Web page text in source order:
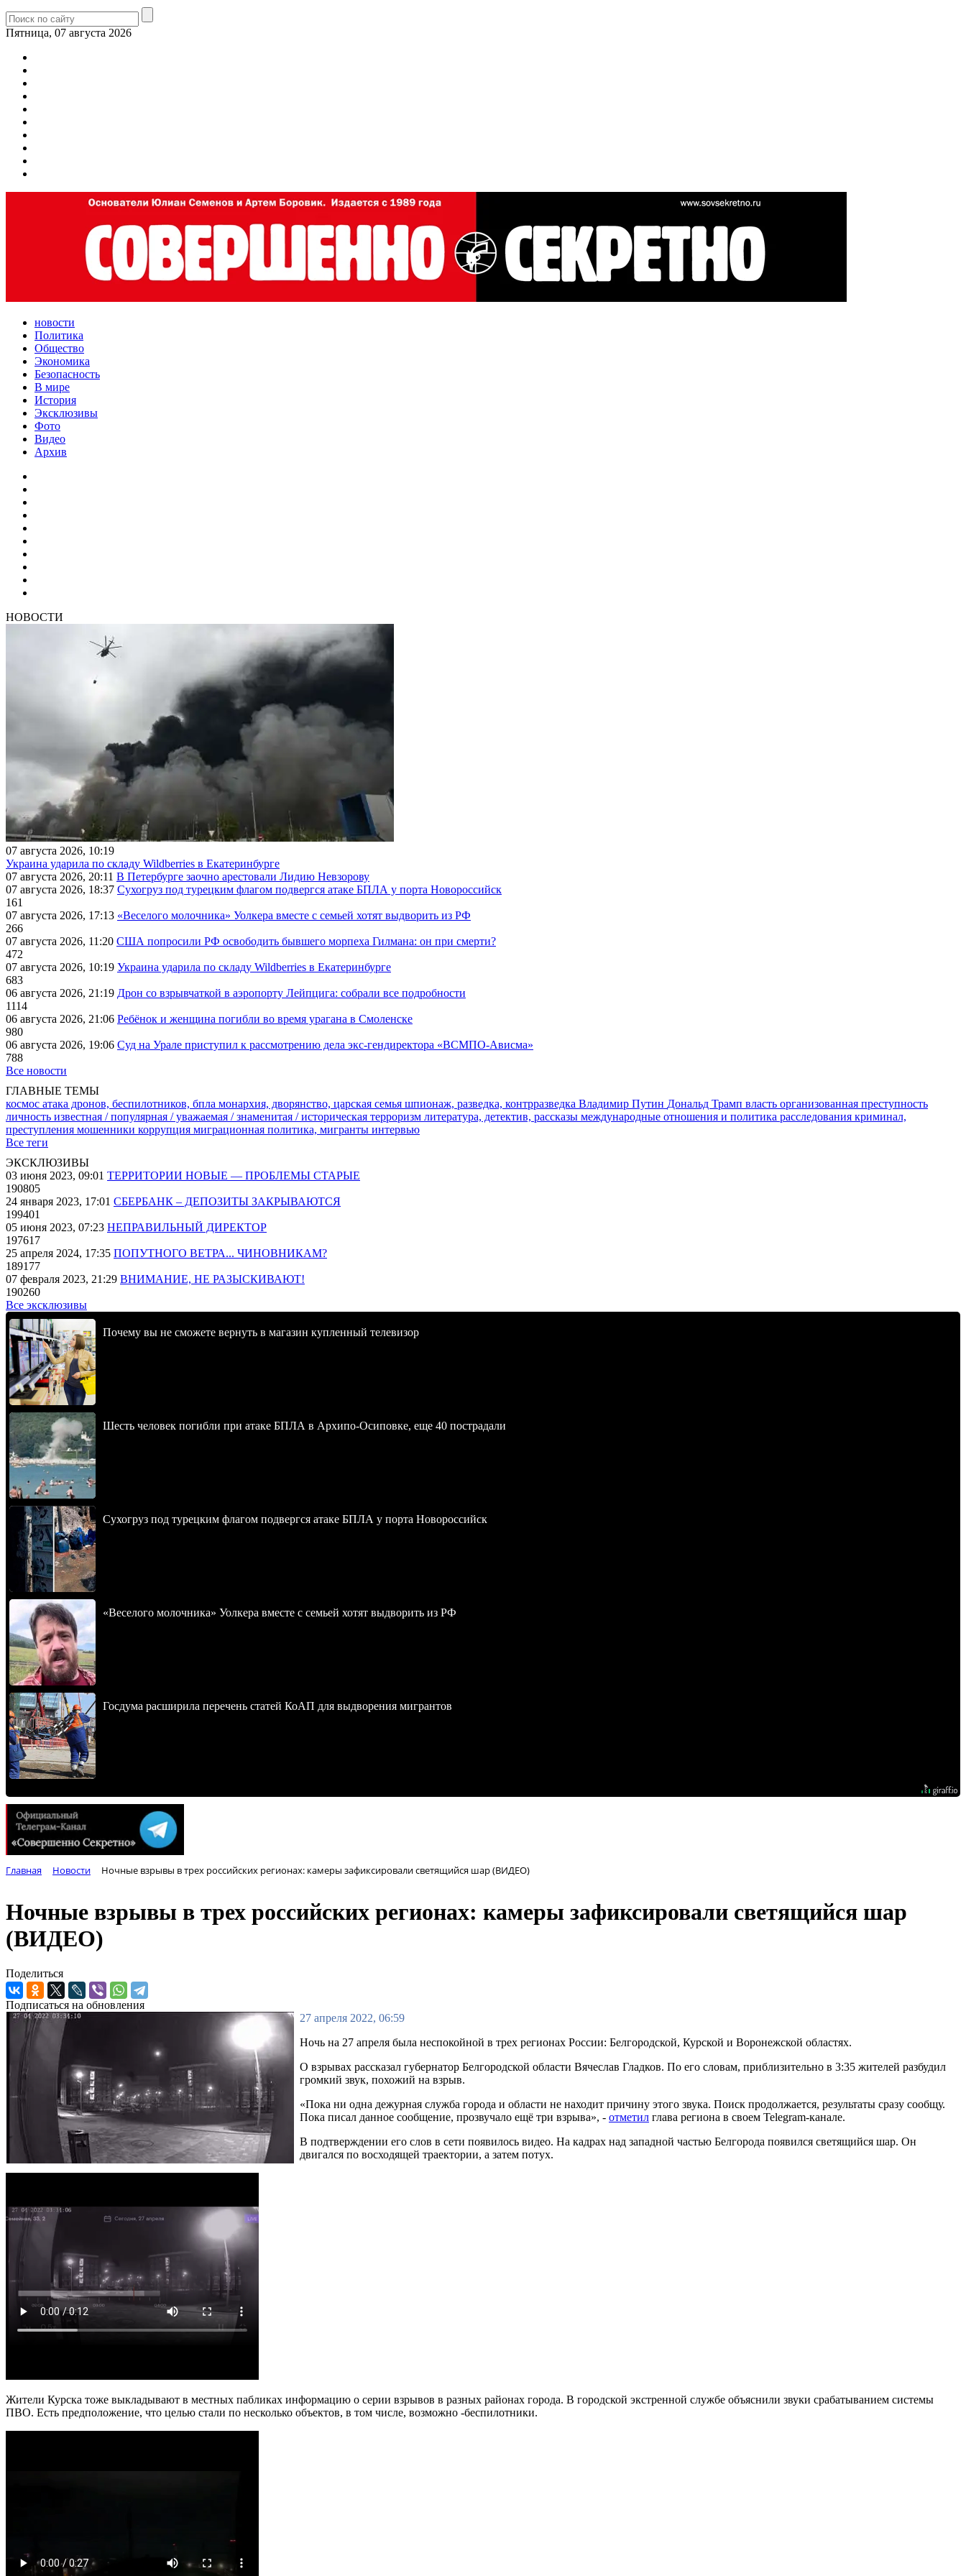
Пятница, 07 августа 2026
новости
Политика
Общество
Экономика
Безопасность
В мире
История
Эксклюзивы
Фото
Видео
Архив
НОВОСТИ
07 августа 2026, 10:19
Украина ударила по складу Wildberries в Екатеринбурге
07 августа 2026, 20:11 В Петербурге заочно арестовали Лидию Невзорову
07 августа 2026, 18:37 Сухогруз под турецким флагом подвергся атаке БПЛА у порта Новороссийск
161
07 августа 2026, 17:13 «Веселого молочника» Уолкера вместе с семьей хотят выдворить из РФ
266
07 августа 2026, 11:20 США попросили РФ освободить бывшего морпеха Гилмана: он при смерти?
472
07 августа 2026, 10:19 Украина ударила по складу Wildberries в Екатеринбурге
683
06 августа 2026, 21:19 Дрон со взрывчаткой в аэропорту Лейпцига: собрали все подробности
1114
06 августа 2026, 21:06 Ребёнок и женщина погибли во время урагана в Смоленске
980
06 августа 2026, 19:06 Суд на Урале приступил к рассмотрению дела экс-гендиректора «ВСМПО-Ависма»
788
Все новости
ГЛАВНЫЕ ТЕМЫ
космос атака дронов, беспилотников, бпла монархия, дворянство, царская семья шпионаж, разведка, контрразведка Владимир Путин Дональд Трамп власть организованная преступность
личность известная / популярная / уважаемая / знаменитая / историческая терроризм литература, детектив, рассказы международные отношения и политика расследования криминал,
преступления мошенники коррупция миграционная политика, мигранты интервью
Все теги
ЭКСКЛЮЗИВЫ
03 июня 2023, 09:01 ТЕРРИТОРИИ НОВЫЕ — ПРОБЛЕМЫ СТАРЫЕ
190805
24 января 2023, 17:01 СБЕРБАНК – ДЕПОЗИТЫ ЗАКРЫВАЮТСЯ
199401
05 июня 2023, 07:23 НЕПРАВИЛЬНЫЙ ДИРЕКТОР
197617
25 апреля 2024, 17:35 ПОПУТНОГО ВЕТРА... ЧИНОВНИКАМ?
189177
07 февраля 2023, 21:29 ВНИМАНИЕ, НЕ РАЗЫСКИВАЮТ!
190260
Все эксклюзивы
Почему вы не сможете вернуть в магазин купленный телевизор
Шесть человек погибли при атаке БПЛА в Архипо-Осиповке, еще 40 пострадали
Сухогруз под турецким флагом подвергся атаке БПЛА у порта Новороссийск
«Веселого молочника» Уолкера вместе с семьей хотят выдворить из РФ
Госдума расширила перечень статей КоАП для выдворения мигрантов
Главная Новости Ночные взрывы в трех российских регионах: камеры зафиксировали светящийся шар (ВИДЕО)
Ночные взрывы в трех российских регионах: камеры зафиксировали светящийся шар
(ВИДЕО)
Поделиться
Подписаться на обновления
27 апреля 2022, 06:59
Ночь на 27 апреля была неспокойной в трех регионах России: Белгородской, Курской и Воронежской областях.
О взрывах рассказал губернатор Белгородской области Вячеслав Гладков. По его словам, приблизительно в 3:35 жителей разбудил
громкий звук, похожий на взрыв.
«Пока ни одна дежурная служба города и области не находит причину этого звука. Поиск продолжается, результаты сразу сообщу.
Пока писал данное сообщение, прозвучало ещё три взрыва», - отметил глава региона в своем Telegram-канале.
В подтверждении его слов в сети появилось видео. На кадрах над западной частью Белгорода появился светящийся шар. Он
двигался по восходящей траектории, а затем потух.
Жители Курска тоже выкладывают в местных пабликах информацию о серии взрывов в разных районах города. В городской экстренной службе объяснили звуки срабатыванием системы
ПВО. Есть предположение, что целью стали по несколько объектов, в том числе, возможно -беспилотники.